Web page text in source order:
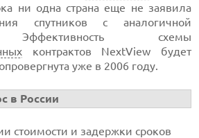
ни одна страна еще не заявила
спутников с аналогичной
Эффективность схемы
контрактов NextView будет
уже в 2006 году.
в России
стоимости и задержки сроков